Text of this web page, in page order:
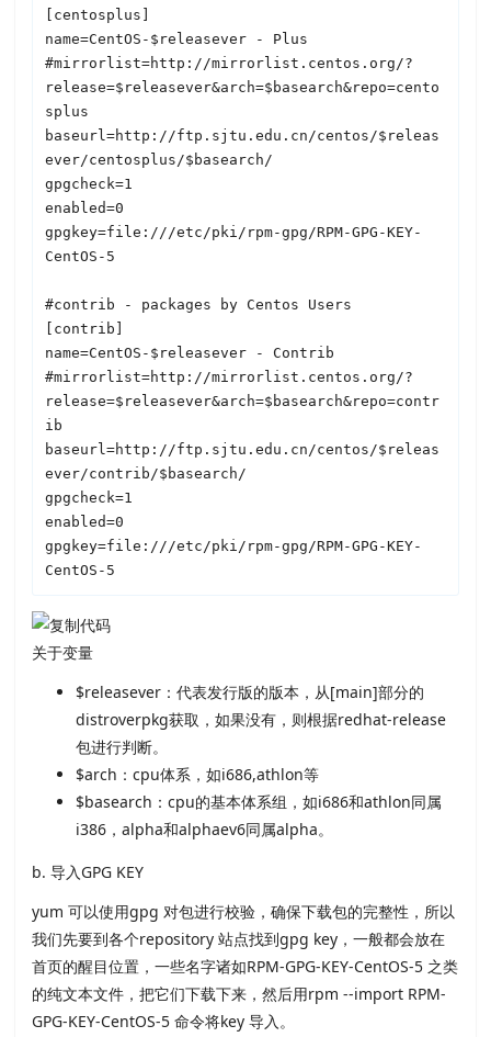
[centosplus]
name=CentOS-$releasever - Plus
#mirrorlist=http://mirrorlist.centos.org/?
release=$releasever&arch=$basearch&repo=cento
splus
baseurl=http://ftp.sjtu.edu.cn/centos/$releas
ever/centosplus/$basearch/
gpgcheck=1
enabled=0
gpgkey=file:///etc/pki/rpm-gpg/RPM-GPG-KEY-
CentOS-5
#contrib - packages by Centos Users
[contrib]
name=CentOS-$releasever - Contrib
#mirrorlist=http://mirrorlist.centos.org/?
release=$releasever&arch=$basearch&repo=contr
ib
baseurl=http://ftp.sjtu.edu.cn/centos/$releas
ever/contrib/$basearch/
gpgcheck=1
enabled=0
gpgkey=file:///etc/pki/rpm-gpg/RPM-GPG-KEY-
CentOS-5
关于变量
$releasever：代表发行版的版本，从[main]部分的
distroverpkg获取，如果没有，则根据redhat-release
包进行判断。
$arch：cpu体系，如i686,athlon等
$basearch：cpu的基本体系组，如i686和athlon同属
i386，alpha和alphaev6同属alpha。
b. 导入GPG KEY
yum 可以使用gpg 对包进行校验，确保下载包的完整性，所以
我们先要到各个repository 站点找到gpg key，一般都会放在
首页的醒目位置，一些名字诸如RPM-GPG-KEY-CentOS-5 之类
的纯文本文件，把它们下载下来，然后用rpm --import RPM-
GPG-KEY-CentOS-5 命令将key 导入。